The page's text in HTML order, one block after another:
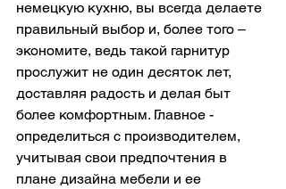
немецкую кухню, вы всегда делаете
правильный выбор и, более того –
экономите, ведь такой гарнитур
прослужит не один десяток лет,
доставляя радость и делая быт
более комфортным. Главное -
определиться с производителем,
учитывая свои предпочтения в
плане дизайна мебели и ее